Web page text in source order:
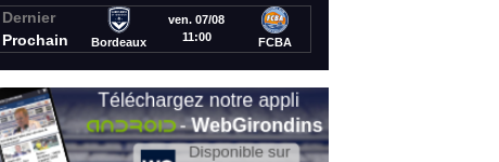
Dernier
Prochain
Bordeaux
ven. 07/08
11:00
FCBA